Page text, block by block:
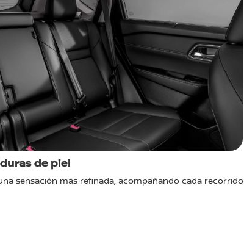
de piel
sensación más refinada, acompañando cada recorrido